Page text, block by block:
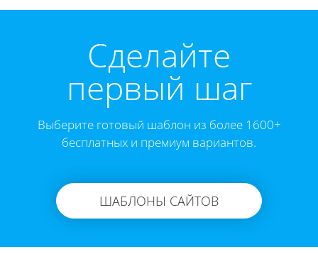
Cделайте
первый шаг
Выберите готовый шаблон из более 1600+
бесплатных и премиум вариантов.
ШАБЛОНЫ САЙТОВ